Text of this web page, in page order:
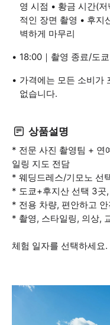
영 시점 • 황금 시간(
적인 장면 촬영 • 후지
벽하게 마무리
18:00｜촬영 종료/도
가격에는 모든 소비가
없습니다.
상품설명
* 전문 사진 촬영팀 + 연
일링 지도 전담
* 웨딩드레스/기모노 선
* 도쿄+후지산 선택 3곳
* 전용 차량, 편안하고
* 촬영, 스타일링, 의상,
체험 일자를 선택하세요.